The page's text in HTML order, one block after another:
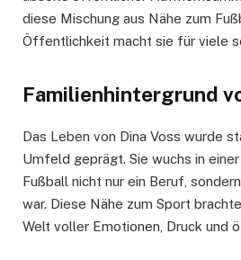
diese Mischung aus Nähe zum
Öffentlichkeit macht sie für viele
Familienhintergrund
Das Leben von Dina Voss wurde
Umfeld geprägt. Sie wuchs in
Fußball nicht nur ein Beruf,
war. Diese Nähe zum Sport
Welt voller Emotionen, Druck und